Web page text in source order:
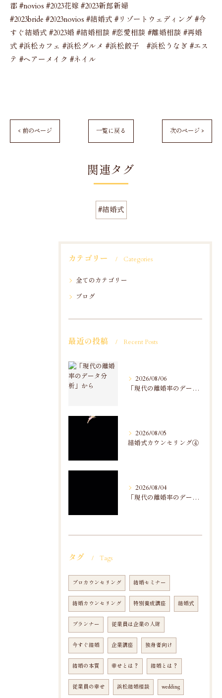
郡 #novios #2023花嫁 #2023新郎新婦
#2023bride #2023novios #結婚式 #リゾートウェディング #今
すぐ結婚式 #2023婚 #結婚相談 #恋愛相談 #離婚相談 #再婚
式 #浜松カフェ #浜松グルメ #浜松餃子 #浜松うなぎ #エス
テ #ヘアーメイク #ネイル
< 前のページ 一覧に戻る 次のページ >
関連タグ
#結婚式
カテゴリー Categories
全てのカテゴリー
ブログ
最近の投稿 Recent Posts
2026/08/06
「現代の離婚率のデータ分析」から
2026/08/05
結婚式カウンセリング④
2026/08/04
「現代の離婚率のデータ分析」から
タグ Tags
プロカウンセリング 結婚セミナー
結婚カウンセリング 特別養成講座 結婚式
プランナー 従業員は企業の人財
今すぐ結婚 企業講座 独身者向け
結婚の本質 幸せとは？ 結婚とは？
従業員の幸せ 浜松結婚相談 wedding